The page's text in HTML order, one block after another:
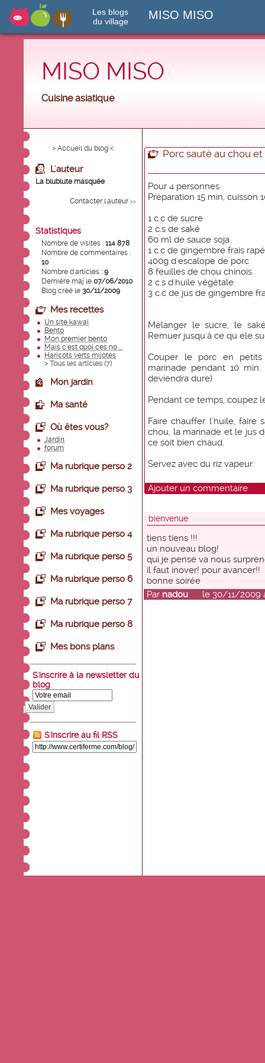
Les blogs
du village
MISO MISO
MISO MISO
Cuisine asiatique
> Accueil du blog <
L'auteur
La blublute masquée
Contacter l'auteur >>
Statistiques
Nombre de visites : 114 878
Nombre de commentaires :
10
Nombre d'articles : 9
Dernière màj le 07/06/2010
Blog créé le 30/11/2009
Mes recettes
Un site kawai
Bento
Mon premier bento
Mais c'est quoi ces no ...
Haricots verts mijotés
> Tous les articles (7)
Mon jardin
Ma santé
Où êtes vous?
Jardin
forum
Ma rubrique perso 2
Ma rubrique perso 3
Mes voyages
Ma rubrique perso 4
Ma rubrique perso 5
Ma rubrique perso 6
Ma rubrique perso 7
Ma rubrique perso 8
Mes bons plans
S'inscrire à la newsletter du
blog
Valider
S'inscrire au fil RSS
Porc sauté au chou
Pour 4 personnes
Préparation 15 min, cuisson
1 c.c de sucre
2 c.s de saké
60 ml de sauce soja
1 c.c de gingembre frais rapé
400g d'escalope de porc
8 feuilles de chou chinois
2 c.s d'huile végétale
3 c.c de jus de gingembre
Mélanger le sucre, le
Remuer jusqu'à ce qu ele
Couper le porc en
marinade pendant 10
deviendra dure)
Pendant ce temps, coupez
Faire chauffer l'huile, faire
chou, la marinade et le jus
ce soit bien chaud.
Servez avec du riz vapeur.
Ajouter un commentaire
bienvenue
tiens tiens !!!
un nouveau blog!
qui je pense va nous
il faut inover! pour avancer!!
bonne soirée
Par nadoule 30/11/2009 à